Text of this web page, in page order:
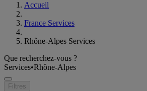
Accueil
France Services
Rhône-Alpes Services
Que recherchez-vous ?
Services•Rhône-Alpes
Filtres